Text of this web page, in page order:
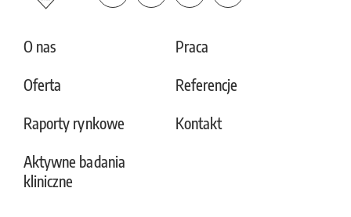
O nas
Oferta
Raporty rynkowe
Aktywne badania
kliniczne
Praca
Referencje
Kontakt